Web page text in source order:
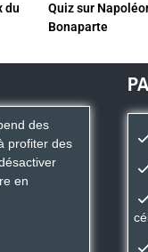
du
Quiz sur
Bonaparte
des
profiter des
en